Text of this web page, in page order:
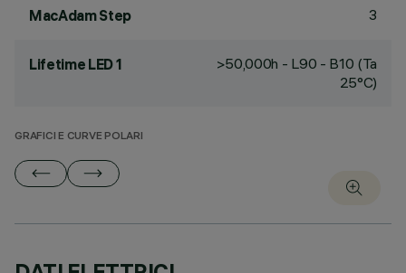
MacAdam Step 3
Lifetime LED 1
>50,000h - L90 - B10 (Ta
25°C)
GRAFICI E CURVE POLARI